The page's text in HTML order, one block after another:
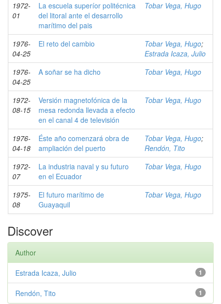
1972-
01
La escuela superíor politécnica
del litoral ante el desarrollo
marítimo del pais
Tobar Vega, Hugo
1976-
04-25
El reto del cambio Tobar Vega, Hugo;
Estrada Icaza, Julio
1976-
04-25
A soñar se ha dicho Tobar Vega, Hugo
1972-
08-15
Versión magnetofónica de la
mesa redonda llevada a efecto
en el canal 4 de televisión
Tobar Vega, Hugo
1976-
04-18
Éste año comenzará obra de
ampliación del puerto
Tobar Vega, Hugo;
Rendón, Tito
1972-
07
La industria naval y su futuro
en el Ecuador
Tobar Vega, Hugo
1975-
08
El futuro marítimo de
Guayaquil
Tobar Vega, Hugo
Discover
Author
1
Estrada Icaza, Julio
1
Rendón, Tito